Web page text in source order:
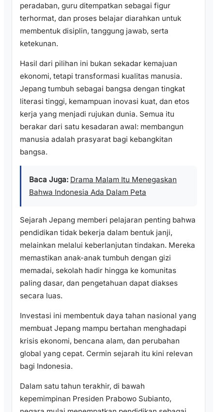
peradaban, guru ditempatkan sebagai figur
terhormat, dan proses belajar diarahkan untuk
membentuk disiplin, tanggung jawab, serta
ketekunan.
Hasil dari pilihan ini bukan sekadar kemajuan
ekonomi, tetapi transformasi kualitas manusia.
Jepang tumbuh sebagai bangsa dengan tingkat
literasi tinggi, kemampuan inovasi kuat, dan etos
kerja yang menjadi rujukan dunia. Semua itu
berakar dari satu kesadaran awal: membangun
manusia adalah prasyarat bagi kebangkitan
bangsa.
Baca Juga: Drama Malam Itu Menegaskan
Bahwa Indonesia Ada Dalam Peta
Sejarah Jepang memberi pelajaran penting bahwa
pendidikan tidak bekerja dalam bentuk janji,
melainkan melalui keberlanjutan tindakan. Mereka
memastikan anak-anak tumbuh dengan gizi
memadai, sekolah hadir hingga ke komunitas
paling dasar, dan pengetahuan dapat diakses
secara luas.
Investasi ini membentuk daya tahan nasional yang
membuat Jepang mampu bertahan menghadapi
krisis ekonomi, bencana alam, dan perubahan
global yang cepat. Cermin sejarah itu kini relevan
bagi Indonesia.
Dalam satu tahun terakhir, di bawah
kepemimpinan Presiden Prabowo Subianto,